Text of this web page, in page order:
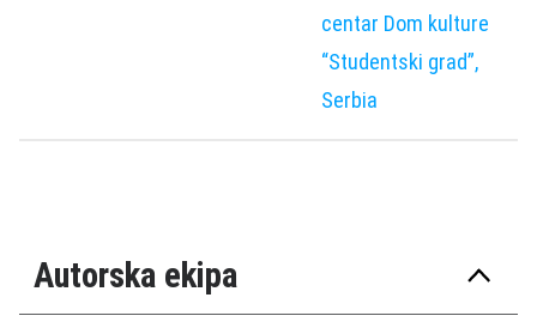
centar Dom kulture
“Studentski grad”,
Serbia
Autorska ekipa